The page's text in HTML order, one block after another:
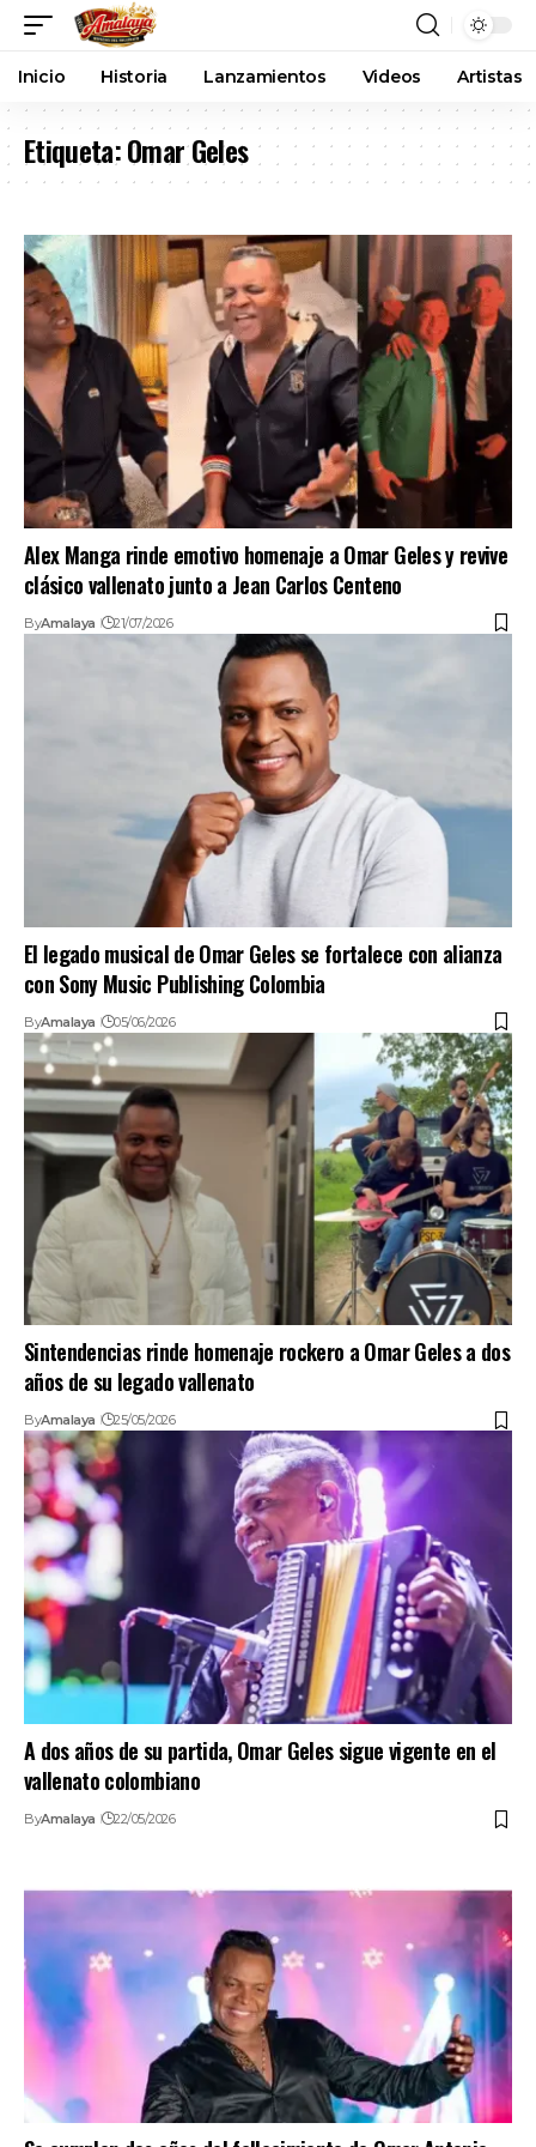
Inicio Historia Lanzamientos Videos Artistas
Etiqueta:Omar Geles
Alex Manga rinde emotivo homenaje a Omar Geles y revive
clásico vallenato junto a Jean Carlos Centeno
ByAmalaya 21/07/2026
El legado musical de Omar Geles se fortalece con alianza
con Sony Music Publishing Colombia
ByAmalaya 05/06/2026
Sintendencias rinde homenaje rockero a Omar Geles a dos
años de su legado vallenato
ByAmalaya 25/05/2026
A dos años de su partida, Omar Geles sigue vigente en el
vallenato colombiano
ByAmalaya 22/05/2026